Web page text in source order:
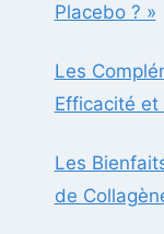
Placebo ? »
Les
Efficacité et
Les
de